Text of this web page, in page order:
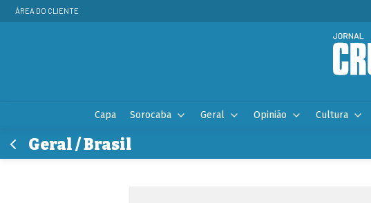
ÁREA DO CLIENTE
Capa Sorocaba Geral Opinião Cultura
Geral / Brasil